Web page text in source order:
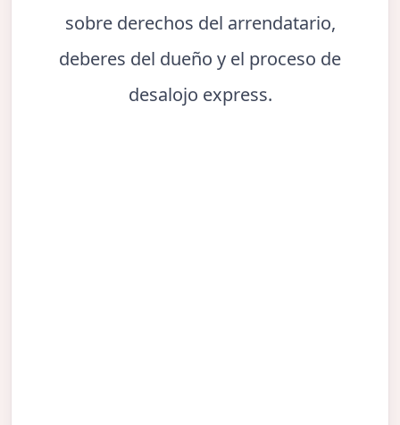
sobre derechos del arrendatario,
deberes del dueño y el proceso de
desalojo express.